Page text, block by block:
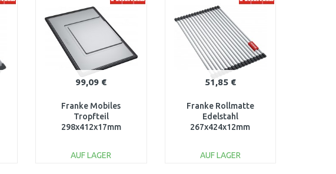
Vergleichen Vergleichen
99,09 €
Franke Mobiles
Tropfteil
298x412x17mm
AUF LAGER
51,85 €
Franke Rollmatte
Edelstahl
267x424x12mm
AUF LAGER